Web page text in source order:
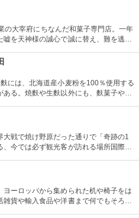
日本三名園の一つ。1922年に国の名勝、
勝に指定。
の大宰府にちなんだ和菓子専門店。一年
を天神様の誠心で誠に替え、難を逃れ
また、天皇・皇后両陛下に献上の由緒
あんを佐賀米のふ焼ではさみ、表面に
グラニュー糖をつけて仕上げたふわっと
いミニサイズも名物です。
には、北海道産小麦粉を100％使用する
る。焼麩や生麩以外にも、麩菓子や麩
で、それぞれ違った味わいが楽しめる。
大戦で焼け野原だった通りで「奇跡の1
今では必ず観光客が訪れる場所国際通
シーサー、泡盛などグルメからお土産ま
年8月には「一万人のエイサー踊り
も遭遇できる名は中心街の賑わいの通り
ヨーロッパから集められた机や椅子をは
貨や輸入食品や洋書まで何でもそろっ